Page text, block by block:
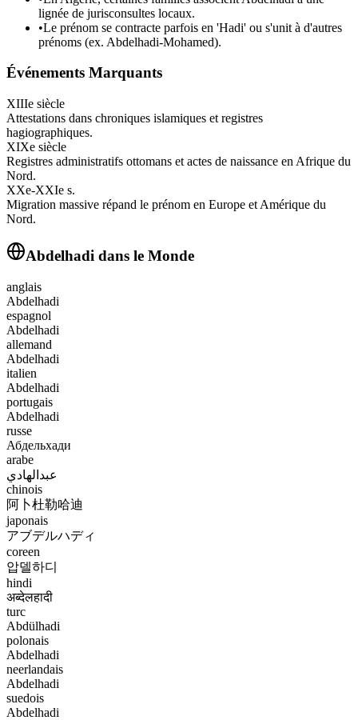
lignée de jurisconsultes locaux.
•Le prénom se contracte parfois en 'Hadi' ou s'unit à d'autres
prénoms (ex. Abdelhadi-Mohamed).
Événements Marquants
XIIIe siècle
Attestations dans chroniques islamiques et registres
hagiographiques.
XIXe siècle
Registres administratifs ottomans et actes de naissance en Afrique du
Nord.
XXe-XXIe s.
Migration massive répand le prénom en Europe et Amérique du
Nord.
Abdelhadi dans le Monde
anglais
Abdelhadi
espagnol
Abdelhadi
allemand
Abdelhadi
italien
Abdelhadi
portugais
Abdelhadi
russe
Абдельхади
arabe
عبدالهادي
chinois
阿卜杜勒哈迪
japonais
アブデルハディ
coreen
압델하디
hindi
अब्देलहादी
turc
Abdülhadi
polonais
Abdelhadi
neerlandais
Abdelhadi
suedois
Abdelhadi